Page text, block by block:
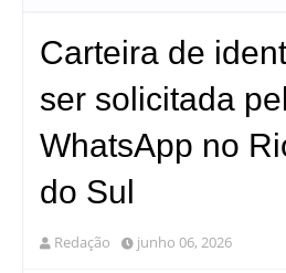
Carteira de
ser solicitada
WhatsApp no
do Sul
Redação junho 06, 2026